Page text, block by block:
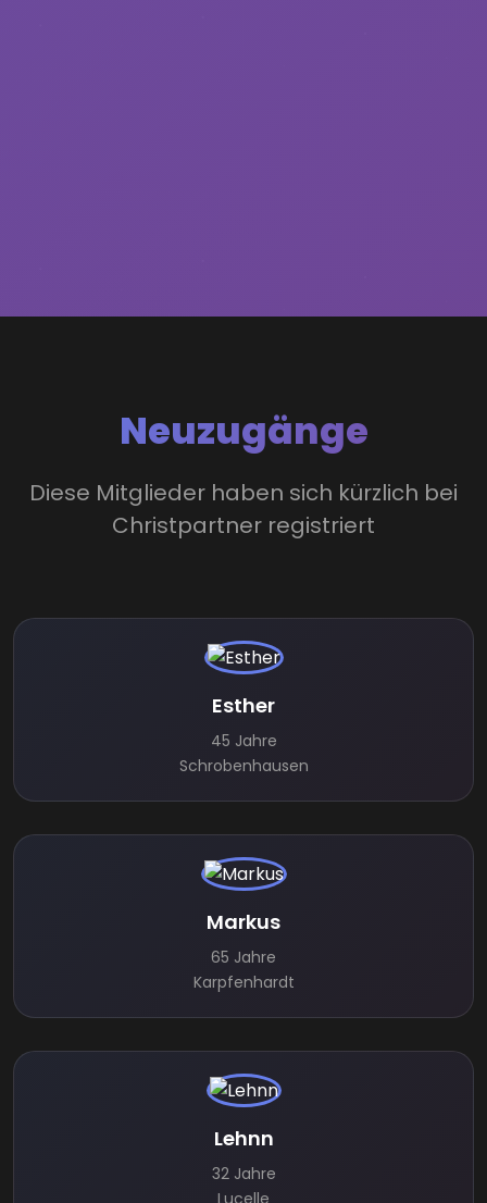
Neuzugänge
Diese Mitglieder haben sich kürzlich bei
Christpartner registriert
Esther
45 Jahre
Schrobenhausen
Markus
65 Jahre
Karpfenhardt
Lehnn
32 Jahre